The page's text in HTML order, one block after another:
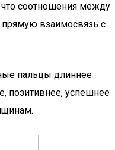
соотношения между
взаимосвязь с
пальцы длиннее
позитивнее, успешнее